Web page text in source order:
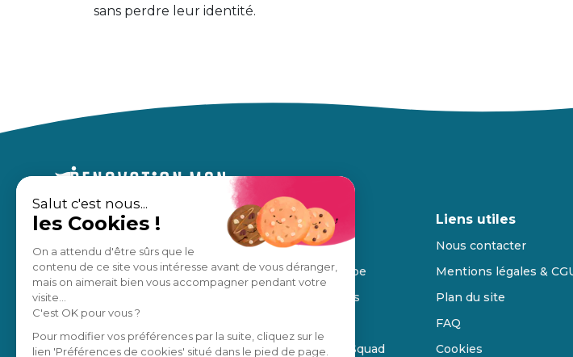
Salut c'est nous...
les Cookies !
On a attendu d'être sûrs que le
contenu de ce site vous intéresse avant de vous déranger,
mais on aimerait bien vous accompagner pendant votre
visite...
C'est OK pour vous ?
Pour modifier vos préférences par la suite, cliquez sur le
lien 'Préférences de cookies' situé dans le pied de page.
sans perdre leur identité.
Un accompagnement sur mesure,
pour des travaux en toute sérénité.
Estimation gratuite
À propos
Nos avis
Notre équipe
Nos régions
Blog de la Squad
Liens utiles
Nous contacter
Mentions légales &
Plan du site
FAQ
Cookies